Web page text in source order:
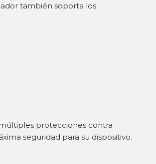
también soporta los
protecciones contra
seguridad para su dispositivo.